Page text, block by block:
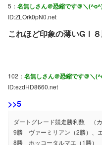
5： 名無しさん＠恐縮です＠＼
ID:ZLOrk0pN0.net
これほど印象の薄いGⅠ
102： 名無しさん＠恐縮です＠＼
ID:ezdHD8660.net
>>5
ダートグレード競走勝利数 （カ
9勝 ヴァーミリアン（2勝）、
8勝 ホッコータルマエ（1勝）